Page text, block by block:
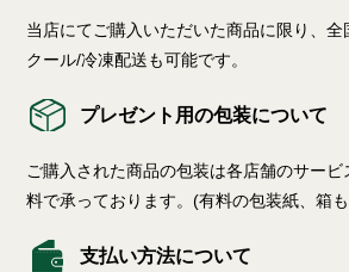
当店にてご購入いただいた商品に限り、全
クール/冷凍配送も可能です。
プレゼント用の包装について
ご購入された商品の包装は各店舗のサー
料で承っております。(有料の包装紙、箱
支払い方法について